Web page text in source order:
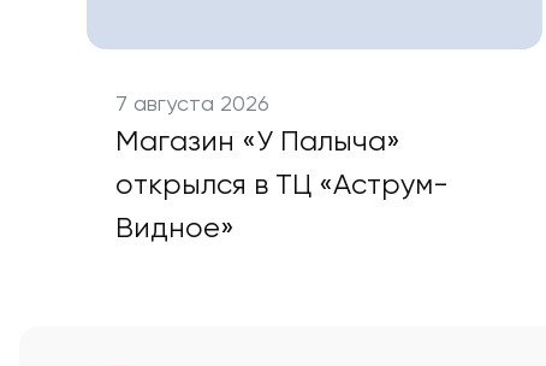
7 августа 2026
Магазин «У Палыча»
открылся в ТЦ «Аструм-
Видное»